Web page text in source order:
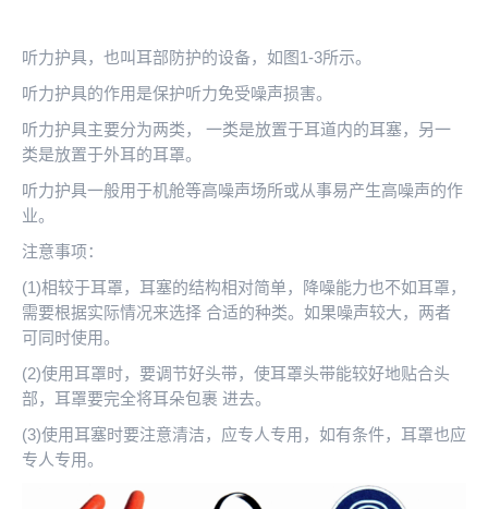
听力护具，也叫耳部防护的设备，如图1-3所示。
听力护具的作用是保护听力免受噪声损害。
听力护具主要分为两类， 一类是放置于耳道内的耳塞，另一
类是放置于外耳的耳罩。
听力护具一般用于机舱等高噪声场所或从事易产生高噪声的作
业。
注意事项：
(1)相较于耳罩，耳塞的结构相对简单，降噪能力也不如耳罩，
需要根据实际情况来选择 合适的种类。如果噪声较大，两者
可同时使用。
(2)使用耳罩时，要调节好头带，使耳罩头带能较好地贴合头
部，耳罩要完全将耳朵包裹 进去。
(3)使用耳塞时要注意清洁，应专人专用，如有条件，耳罩也应
专人专用。